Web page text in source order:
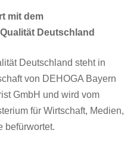
mit dem
Deutschland
Deutschland steht in
von DEHOGA Bayern
GmbH und wird vom
für Wirtschaft, Medien,
befürwortet.